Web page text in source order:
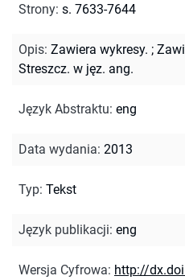
Strony: s. 7633-7644
Opis: Zawiera wykresy. ;
Streszcz. w jęz. ang.
Język Abstraktu: eng
Data wydania: 2013
Typ: Tekst
Język publikacji: eng
Wersja Cyfrowa: http://